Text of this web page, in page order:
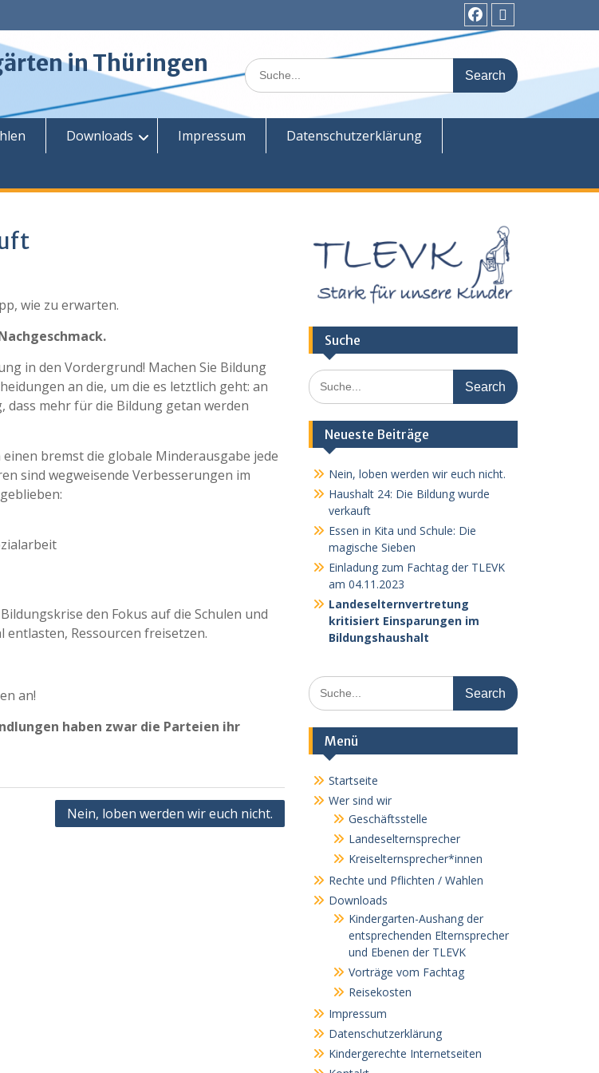
Facebook
Admin
in Thüringen
Search
for:
Downloads Impressum
Datenschutzerklärung
wie zu erwarten.
in den Vordergrund! Machen Sie Bildung
an die, um die es letztlich geht: an
dass mehr für die Bildung getan werden
bremst die globale Minderausgabe jede
sind wegweisende Verbesserungen im
den Fokus auf die Schulen und
entlasten, Ressourcen freisetzen.
an!
haben zwar die Parteien ihr
Nein, loben werden wir euch nicht.
Suche
Search
for:
Neueste Beiträge
Nein, loben werden wir euch nicht.
Haushalt 24: Die Bildung wurde
verkauft
Essen in Kita und Schule: Die
magische Sieben
Einladung zum Fachtag der TLEVK
am 04.11.2023
Landeselternvertretung
kritisiert Einsparungen im
Bildungshaushalt
Search
for:
Menü
Startseite
Wer sind wir
Geschäftsstelle
Landeselternsprecher
Kreiselternsprecher*innen
Rechte und Pflichten / Wahlen
Downloads
Kindergarten-Aushang der
entsprechenden Elternsprecher
und Ebenen der TLEVK
Vorträge vom Fachtag
Reisekosten
Impressum
Datenschutzerklärung
Kindergerechte Internetseiten